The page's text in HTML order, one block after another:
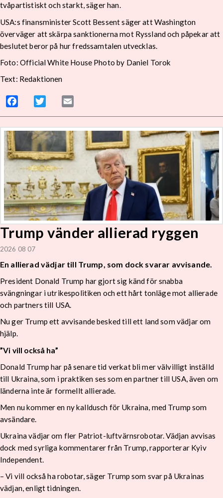
tvåpartistiskt och starkt, säger han.
USA:s finansminister Scott Bessent säger att Washington
överväger att skärpa sanktionerna mot Ryssland och påpekar att
beslutet beror på hur fredssamtalen utvecklas.
Foto: Official White House Photo by Daniel Torok
Text: Redaktionen
Facebook Twitter
Trump vänder allierad ryggen
2026 08 07
En allierad vädjar till Trump, som dock svarar avvisande.
President Donald Trump har gjort sig känd för snabba
svängningar i utrikespolitiken och ett hårt tonläge mot allierade
och partners till USA.
Nu ger Trump ett avvisande besked till ett land som vädjar om
hjälp.
”Vi vill också ha”
Donald Trump har på senare tid verkat bli mer välvilligt inställd
till Ukraina, som i praktiken ses som en partner till USA, även om
länderna inte är formellt allierade.
Men nu kommer en ny kalldusch för Ukraina, med Trump som
avsändare.
Ukraina vädjar om fler Patriot-luftvärnsrobotar. Vädjan avvisas
dock med syrliga kommentarer från Trump, rapporterar Kyiv
Independent.
– Vi vill också ha robotar, säger Trump som svar på Ukrainas
vädjan, enligt tidningen.